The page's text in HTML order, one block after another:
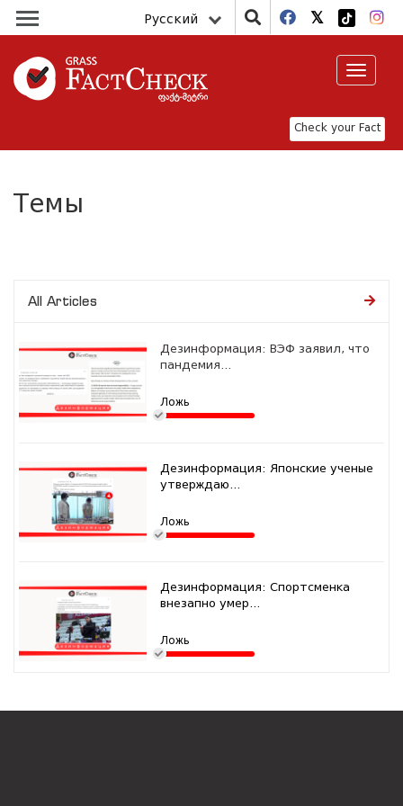
Русский
Check your Fact
Toggle
Темы
All Articles
Дезинформация: ВЭФ заявил, что
пандемия...
Ложь
Дезинформация: Японские ученые
утверждаю...
Ложь
Дезинформация: Спортсменка
внезапно умер...
Ложь